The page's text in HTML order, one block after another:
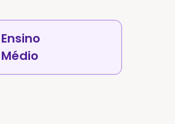
Ensino
Médio